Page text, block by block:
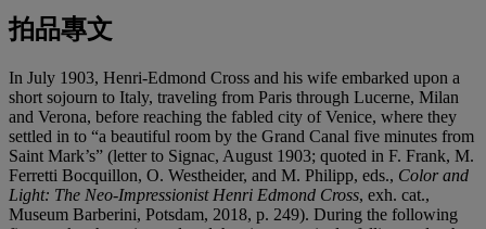
拍品專文
In July 1903, Henri-Edmond Cross and his wife embarked upon a
short sojourn to Italy, traveling from Paris through Lucerne, Milan
and Verona, before reaching the fabled city of Venice, where they
settled in to “a beautiful room by the Grand Canal five minutes from
Saint Mark’s” (letter to Signac, August 1903; quoted in F. Frank, M.
Ferretti Bocquillon, O. Westheider, and M. Philipp, eds., Color and
Light: The Neo-Impressionist Henri Edmond Cross, exh. cat.,
Museum Barberini, Potsdam, 2018, p. 249). During the following